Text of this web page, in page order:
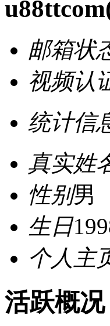
u88ttcom
邮箱状
视频认
统计信
真实姓
性别男
生日
个人主
活跃概况